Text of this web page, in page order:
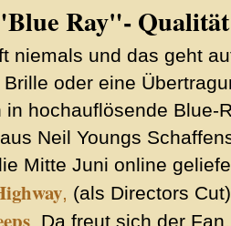
Ray"- Qualität
niemals und das geht
oder eine
in hochauflösende Blue-
Neil Youngs
Mitte Juni online
, (als Directors
Da freut sich der Fan.